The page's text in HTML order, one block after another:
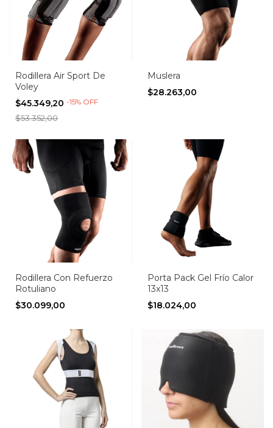
Rodillera Air Sport De
Voley
$45.349,20 -15% OFF
$53.352,00
Muslera
$28.263,00
Rodillera Con Refuerzo
Rotuliano
$30.099,00
Porta Pack Gel Frío Calor
13x13
$18.024,00